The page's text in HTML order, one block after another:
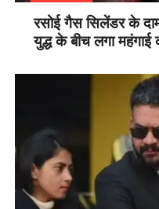
रसोई गैस सिलेंडर के
युद्ध के बीच लगा